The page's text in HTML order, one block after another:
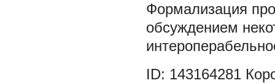
Формализация
обсуждением
ID: 143164281